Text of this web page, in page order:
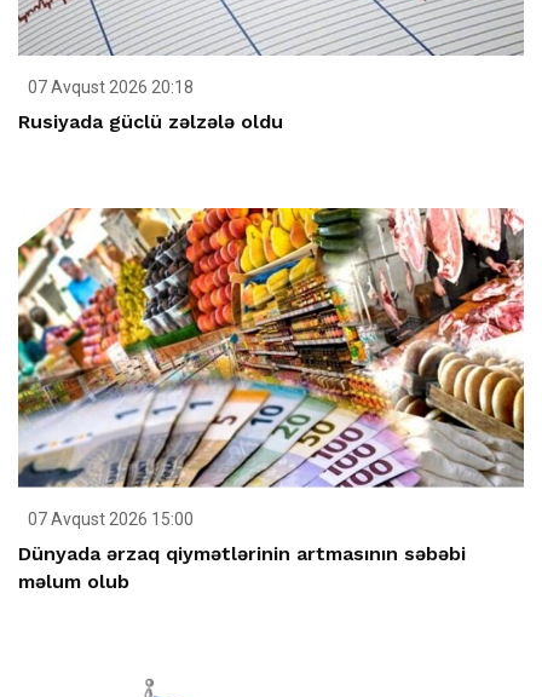
07 Avqust 2026 20:18
Rusiyada güclü zəlzələ oldu
07 Avqust 2026 15:00
Dünyada ərzaq qiymətlərinin artmasının səbəbi
məlum olub